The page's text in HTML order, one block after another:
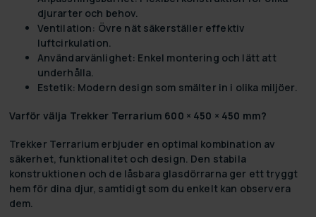
djurarter och behov.
Ventilation: Övre nät säkerställer effektiv
luftcirkulation.
Användarvänlighet: Enkel montering och lätt att
underhålla.
Estetik: Modern design som smälter in i olika miljöer.
Varför välja Trekker Terrarium 600 × 450 × 450 mm?
Trekker Terrarium erbjuder en optimal kombination av
säkerhet, funktionalitet och design. Den stabila
konstruktionen och de låsbara glasdörrarna ger ett tryggt
hem för dina djur, samtidigt som du enkelt kan observera
dem.